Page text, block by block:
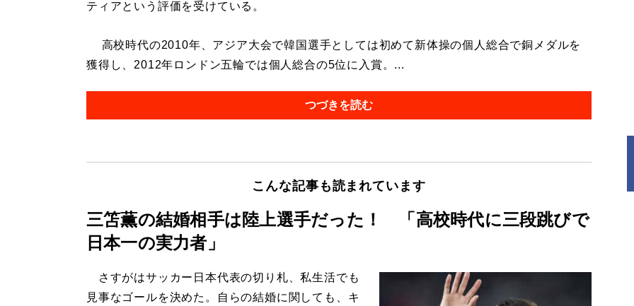
ティアという評価を受けている。
高校時代の2010年、アジア大会で韓国選手としては初めて新体操の個人総合で銅メダルを
獲得し、2012年ロンドン五輪では個人総合の5位に入賞。...
つづきを読む
こんな記事も読まれています
三笘薫の結婚相手は陸上選手だった！ 「高校時代に三段跳びで
日本一の実力者」
さすがはサッカー日本代表の切り札、私生活でも
見事なゴールを決めた。自らの結婚に関しても、キ